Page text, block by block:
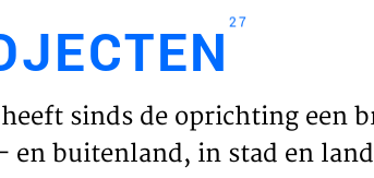
HOME
27
heeft sinds de oprichting een
en buitenland, in stad en